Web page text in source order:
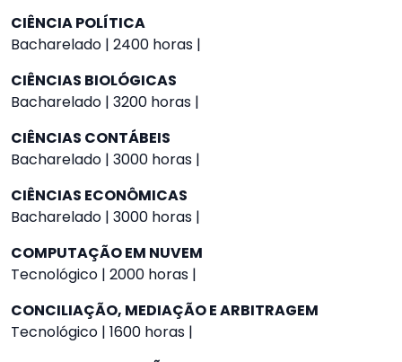
CIÊNCIA POLÍTICA
Bacharelado | 2400 horas |
CIÊNCIAS BIOLÓGICAS
Bacharelado | 3200 horas |
CIÊNCIAS CONTÁBEIS
Bacharelado | 3000 horas |
CIÊNCIAS ECONÔMICAS
Bacharelado | 3000 horas |
COMPUTAÇÃO EM NUVEM
Tecnológico | 2000 horas |
CONCILIAÇÃO, MEDIAÇÃO E ARBITRAGEM
Tecnológico | 1600 horas |